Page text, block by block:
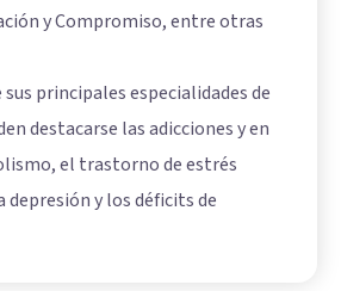
y Compromiso, entre otras
principales especialidades de
destacarse las adicciones y en
el trastorno de estrés
y los déficits de